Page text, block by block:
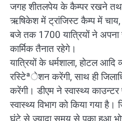
जगह शीतलपेय के कैम्पर रखने तथा
ऋषिकेश में ट्रांजिस्ट कैम्प में
बजे तक 1700 यात्रियों ने अपना
कार्मिक तैनात रहेगे।
यात्रियों के धर्मशाला, होटल आदि
रस्टिेªेशन करेंगी, साथ ही
करेंगी। डीएम ने स्वास्थ्य
स्वास्थ्य विभाग को किया गया है।